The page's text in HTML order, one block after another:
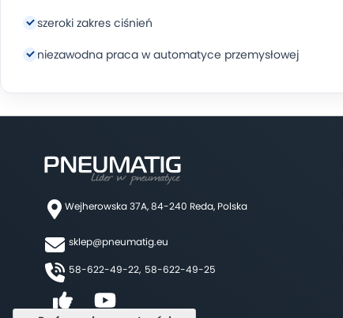
szeroki zakres ciśnień
niezawodna praca w automatyce przemysłowej
Wejherowska 37A, 84-240 Reda, Polska
sklep@pneumatig.eu
58-622-49-22, 58-622-49-25